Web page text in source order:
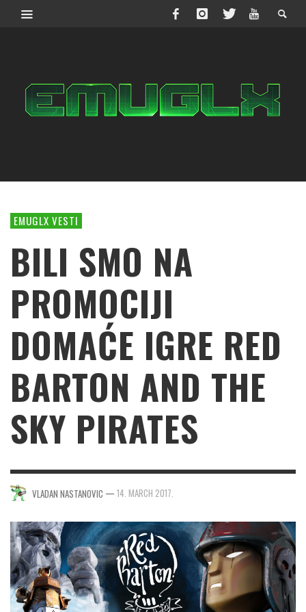
EMUGLX VESTI
BILI SMO NA
PROMOCIJI
DOMAĆE IGRE RED
BARTON AND THE
SKY PIRATES
VLADAN NASTANOVIC — 14. MARCH 2017.